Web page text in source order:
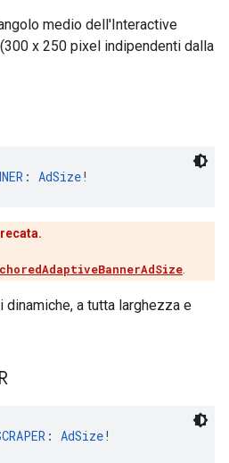
medio dell'Interactive
x 250 pixel indipendenti dalla
: AdSize!
dinamiche, a tutta larghezza e
: AdSize!